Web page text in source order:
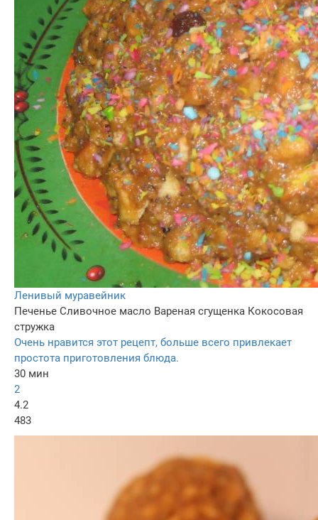
Ленивый муравейник
Печенье Сливочное масло Вареная сгущенка Кокосовая
стружка
Очень нравится этот рецепт, больше всего привлекает
простота приготовления блюда.
30 мин
2
4.2
483